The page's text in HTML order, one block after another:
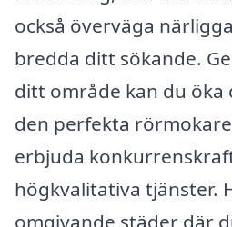
också överväga
bredda ditt sökande.
ditt område kan du öka
den perfekta
erbjuda
högkvalitativa tjänster.
omgivande städer där